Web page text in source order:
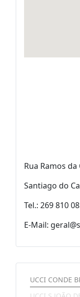
UCCI CONDE
Rua Ramos da
Santiago do
Tel.: 269 810
E-Mail: